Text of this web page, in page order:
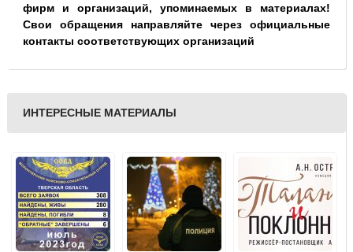
фирм и организаций, упоминаемых в материалах!
Свои обращения направляйте через официальные
контакты соответствующих организаций
ИНТЕРЕСНЫЕ МАТЕРИАЛЫ